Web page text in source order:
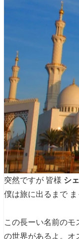
突然ですが 皆様 シ
僕は旅に出るまで ま
この長ーい名前のモ
の世界があるよ。オ